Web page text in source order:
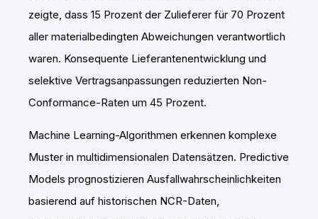
zeigte, dass 15 Prozent der Zulieferer für 70 Prozent
aller materialbedingten Abweichungen verantwortlich
waren. Konsequente Lieferantenentwicklung und
selektive Vertragsanpassungen reduzierten Non-
Conformance-Raten um 45 Prozent.
Machine Learning-Algorithmen erkennen komplexe
Muster in multidimensionalen Datensätzen. Predictive
Models prognostizieren Ausfallwahrscheinlichkeiten
basierend auf historischen NCR-Daten,